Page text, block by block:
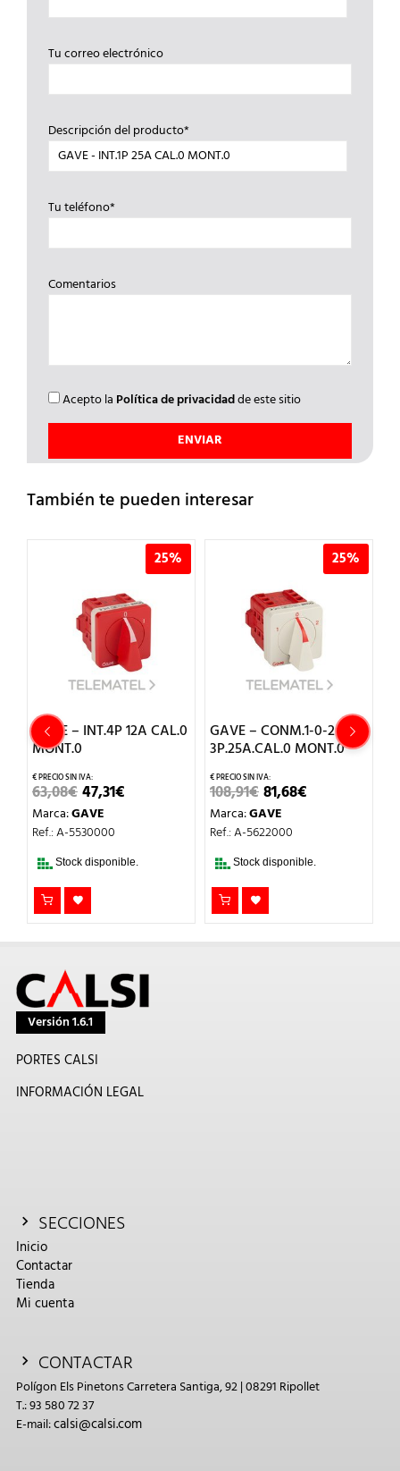
Tu correo electrónico
Descripción del producto*
Tu teléfono*
Comentarios
Acepto la Política de privacidadde este sitio
También te pueden interesar
25%
GAVE – INT.4P 12A CAL.0
MONT.0
63,08€EL
PRECIO
ORIGINAL
ERA:
47,31€
Marca:GAVE
Ref.: A-5530000
Stock disponible.
25%
GAVE – CONM.1-0-2
3P.25A.CAL.0 MONT.0
108,91€EL
PRECIO
ORIGINAL
ERA:
81,68€
Marca:GAVE
Ref.: A-5622000
Stock disponible.
Versión 1.6.1
PORTES CALSI
INFORMACIÓN LEGAL
SECCIONES
Inicio
Contactar
Tienda
Mi cuenta
CONTACTAR
Polígon Els Pinetons Carretera Santiga, 92 | 08291 Ripollet
T.: 93 580 72 37
E-mail:calsi@calsi.com